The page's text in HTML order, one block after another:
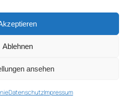
Ablehnen
ansehen
DatenschutzImpressum